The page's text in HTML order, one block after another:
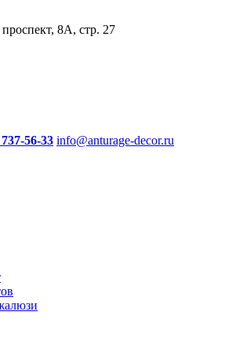
8А, стр. 27
737-56-33 info@anturage-decor.ru